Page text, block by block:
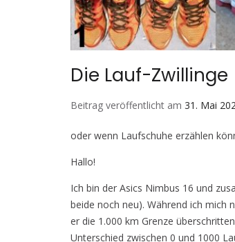
Die Lauf-Zwillinge
Beitrag veröffentlicht am 31. Mai
oder wenn Laufschuhe erzählen
Hallo!
Ich bin der Asics Nimbus 16 und
beide noch neu). Während ich mich
er die 1.000 km Grenze
Unterschied zwischen 0 und 1000